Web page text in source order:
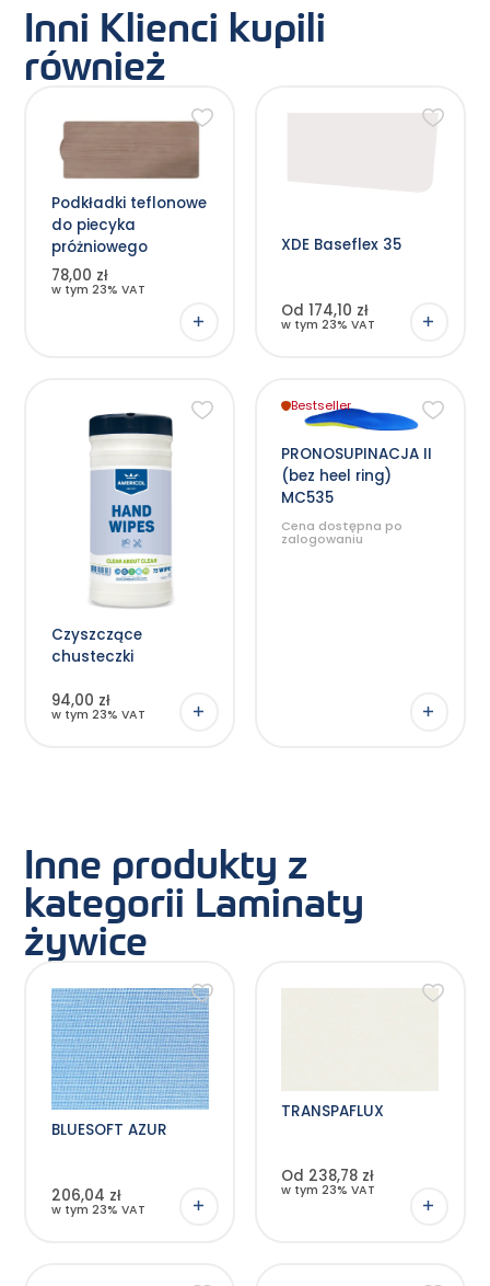
Inni Klienci kupili
również
Podkładki teflonowe
do piecyka
próżniowego
78,00 zł
w tym 23% VAT
XDE Baseflex 35
Od 174,10 zł
w tym 23% VAT
stronie
Czyszczące
chusteczki
94,00 zł
w tym 23% VAT
PRONOSUPINACJA II
(bez heel ring)
MC535
Cena dostępna po
zalogowaniu
Ten
produkt
wiele
wariantów.
Opcje
można
wybrać
na
stronie
produktu
Bestseller
Inne produkty z
kategorii Laminaty
żywice
BLUESOFT AZUR
206,04 zł
w tym 23% VAT
TRANSPAFLUX
Od 238,78 zł
w tym 23% VAT
Ten
wybrać
na
stronie